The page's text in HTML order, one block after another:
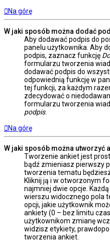
Na górę
W jaki sposób można dodać
Aby dodawać podpis do
panelu użytkownika. Aby
podpis, zaznacz funkcję
formularzu tworzenia
dodawać podpis do
odpowiednią funkcję w
tej funkcji, za każdym
zdecydować o
formularzu tworzenia
podpis.
Na górę
W jaki sposób można utworzyć
Tworzenie ankiet jest
bądź zmieniasz pierwszy
tworzenia tematu
Kliknij ją i w otworzonym
najmniej dwie opcje.
wierszu widocznego pola
opcji, jakie użytkownik
ankiety (0 – bez limitu
użytkownikom zmianę
widzisz etykiety,
tworzenia ankiet.